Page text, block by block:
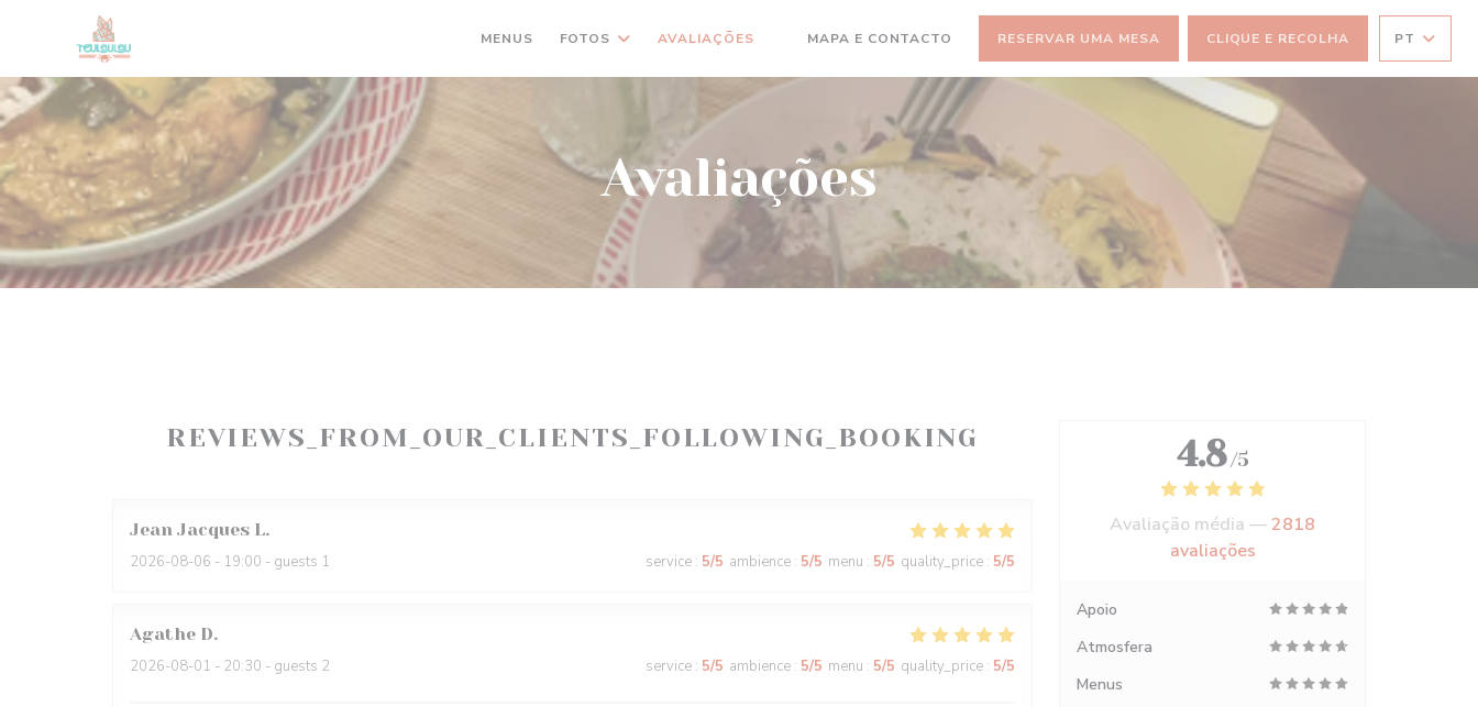
Painel de Gerenciamento de Cookies
MENUS FOTOS AVALIAÇÕES MAPA E CONTACTO RESERVAR UMA MESA CLIQUE E RECOLHA PT
Avaliações
REVIEWS_FROM_OUR_CLIENTS_FOLLOWING_BOOKING
Jean Jacques L
2026-08-06 - 19:00 - guests 1 service : 5/5 ambience : 5/5 menu : 5/5 quality_price : 5/5
Agathe D
2026-08-01 - 20:30 - guests 2 service : 5/5 ambience : 5/5 menu : 5/5 quality_price : 5/5
4.8 /5
Avaliação média —2818
avaliações
Apoio
Atmosfera
Menus